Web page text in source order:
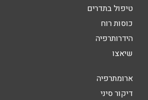
טיפול בתדרים
כוסות רוח
הידרותרפיה
שיאצו
ארומתרפיה
דיקור סיני